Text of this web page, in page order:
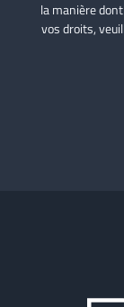
la manière
vos droits,